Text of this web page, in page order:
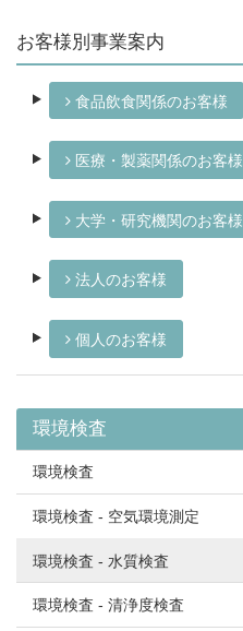
お客様別事業案内
食品飲食関係のお客様
医療・製薬関係のお客様
大学・研究機関のお客様
法人のお客様
個人のお客様
環境検査
環境検査
環境検査 - 空気環境測定
環境検査 - 水質検査
環境検査 - 清浄度検査